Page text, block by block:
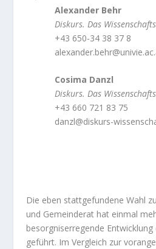
Alexander Behr
Diskurs. Das
+43 650-34 38 37 8
Cosima Danzl
Diskurs. Das
+43 660 721 83 75
danzl@diskurs-
Die eben stattgefundene Wahl
und Gemeinderat hat einmal
besorgniserregende
geführt. Im Vergleich zur